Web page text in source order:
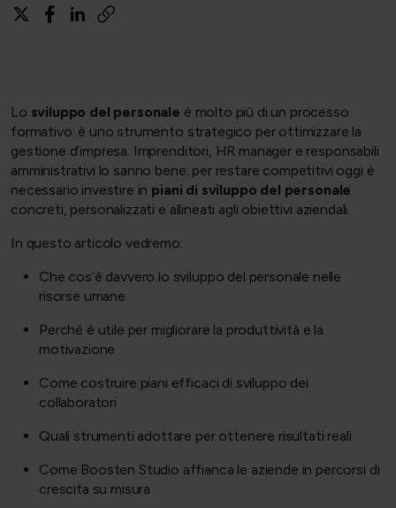
Lo sviluppo del personale è molto più di un processo
formativo: è uno strumento strategico per ottimizzare la
gestione d’impresa. Imprenditori, HR manager e responsabili
amministrativi lo sanno bene: per restare competitivi oggi è
necessario investire in piani di sviluppo del personale
concreti, personalizzati e allineati agli obiettivi aziendali.
In questo articolo vedremo:
Che cos’è davvero lo sviluppo del personale nelle
risorse umane
Perché è utile per migliorare la produttività e la
motivazione
Come costruire piani efficaci di sviluppo dei
collaboratori
Quali strumenti adottare per ottenere risultati reali
Come Boosten Studio affianca le aziende in percorsi di
crescita su misura